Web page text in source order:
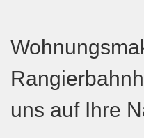
uns auf Ihre